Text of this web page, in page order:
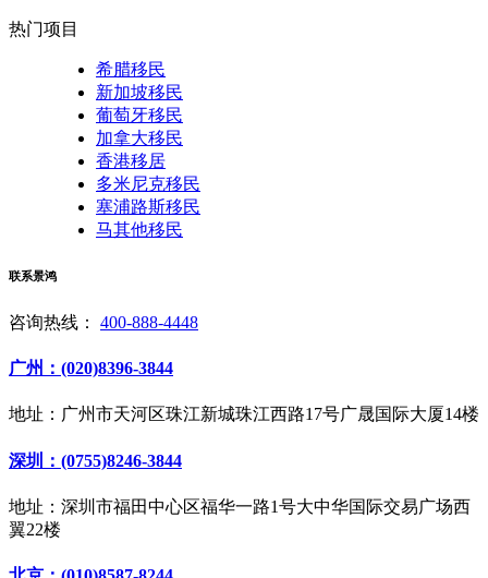
热门项目
希腊移民
新加坡移民
葡萄牙移民
加拿大移民
香港移居
多米尼克移民
塞浦路斯移民
马其他移民
联系景鸿
咨询热线： 400-888-4448
广州：(020)8396-3844
地址：广州市天河区珠江新城珠江西路17号广晟国际大厦14楼
深圳：(0755)8246-3844
地址：深圳市福田中心区福华一路1号大中华国际交易广场西
翼22楼